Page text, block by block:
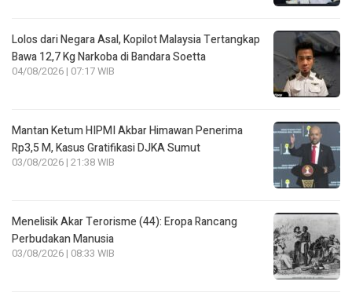
Lolos dari Negara Asal, Kopilot Malaysia Tertangkap
Bawa 12,7 Kg Narkoba di Bandara Soetta
04/08/2026 | 07:17 WIB
Mantan Ketum HIPMI Akbar Himawan Penerima
Rp3,5 M, Kasus Gratifikasi DJKA Sumut
03/08/2026 | 21:38 WIB
Menelisik Akar Terorisme (44): Eropa Rancang
Perbudakan Manusia
03/08/2026 | 08:33 WIB